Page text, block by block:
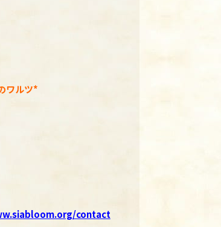
ワルツ*
siabloom.org/contact